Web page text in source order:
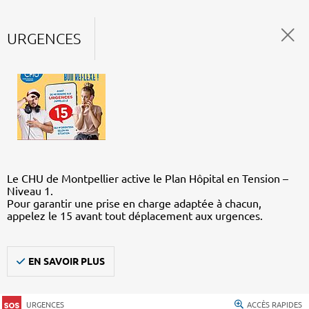
URGENCES
Le CHU de Montpellier active le Plan Hôpital en Tension –
Niveau 1.
Pour garantir une prise en charge adaptée à chacun,
appelez le 15 avant tout déplacement aux urgences.
EN SAVOIR PLUS
URGENCES ACCÈS RAPIDES